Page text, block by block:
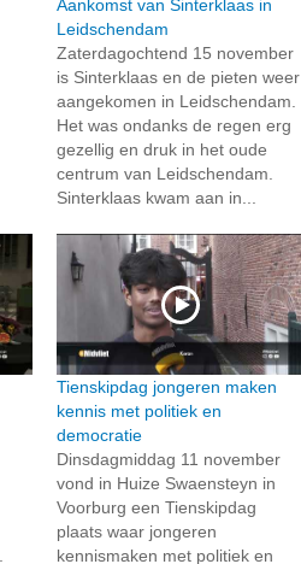
Aankomst van Sinterklaas in
Leidschendam
Zaterdagochtend 15 november
is Sinterklaas en de pieten weer
aangekomen in Leidschendam.
Het was ondanks de regen erg
gezellig en druk in het oude
centrum van Leidschendam.
Sinterklaas kwam aan in...
Tienskipdag jongeren maken
kennis met politiek en
democratie
Dinsdagmiddag 11 november
vond in Huize Swaensteyn in
Voorburg een Tienskipdag
plaats waar jongeren
kennismaken met politiek en